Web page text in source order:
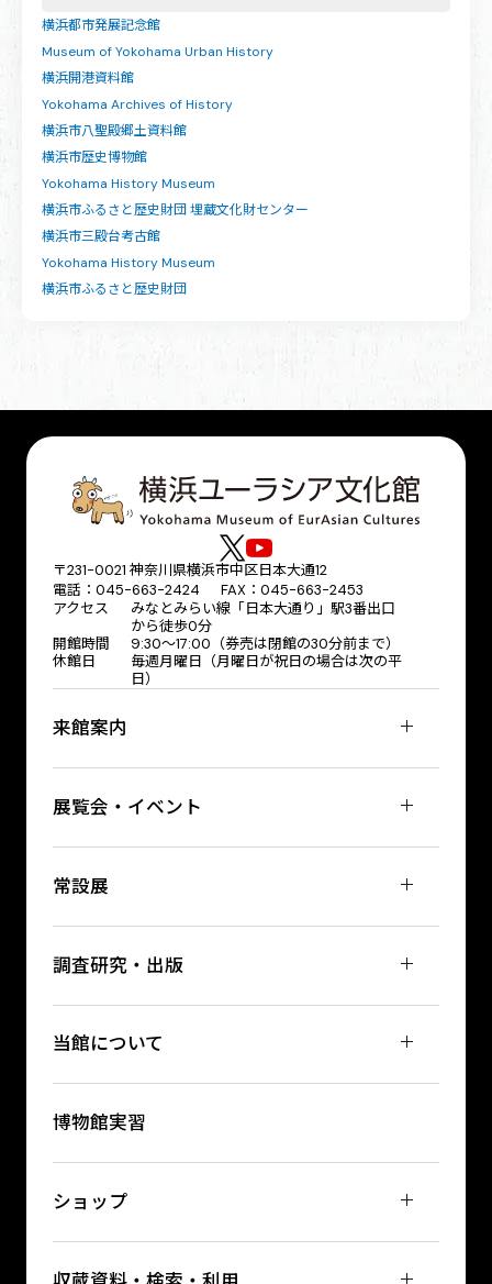
横浜都市発展記念館
Museum of Yokohama Urban History
横浜開港資料館
Yokohama Archives of History
横浜市八聖殿郷土資料館
横浜市歴史博物館
Yokohama History Museum
横浜市ふるさと歴史財団 埋蔵文化財センター
横浜市三殿台考古館
Yokohama History Museum
横浜市ふるさと歴史財団
〒231-0021 神奈川県横浜市中区日本大通12
電話：045-663-2424 FAX：045-663-2453
アクセス
みなとみらい線「日本大通り」駅3番出口
から徒歩0分
開館時間
9:30～17:00（券売は閉館の30分前まで）
休館日
毎週月曜日（月曜日が祝日の場合は次の平
日）
来館案内
展覧会・イベント
常設展
調査研究・出版
当館について
博物館実習
ショップ